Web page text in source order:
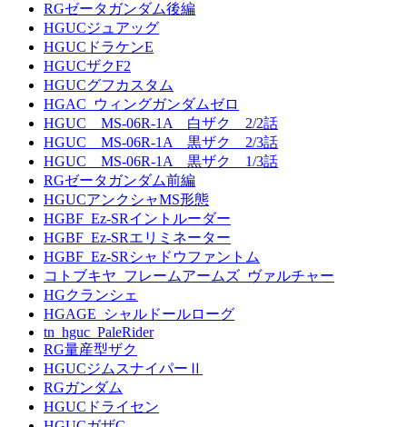
RGゼータガンダム後編
HGUCジュアッグ
HGUCドラケンE
HGUCザクF2
HGUCグフカスタム
HGAC_ウィングガンダムゼロ
HGUC MS-06R-1A 白ザク 2/2話
HGUC MS-06R-1A 黒ザク 2/3話
HGUC MS-06R-1A 黒ザク 1/3話
RGゼータガンダム前編
HGUCアンクシャMS形態
HGBF_Ez-SRイントルーダー
HGBF_Ez-SRエリミネーター
HGBF_Ez-SRシャドウファントム
コトブキヤ_フレームアームズ_ヴァルチャー
HGクランシェ
HGAGE_シャルドールローグ
tn_hguc_PaleRider
RG量産型ザク
HGUCジムスナイパーⅡ
RGガンダム
HGUCドライセン